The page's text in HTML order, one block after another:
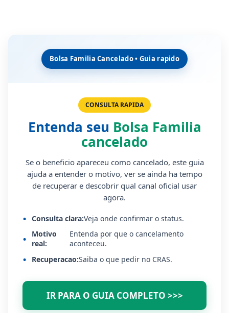
Bolsa Familia Cancelado • Guia rapido
CONSULTA RAPIDA
Entenda seu Bolsa Familia
cancelado
Se o beneficio apareceu como cancelado, este guia
ajuda a entender o motivo, ver se ainda ha tempo
de recuperar e descobrir qual canal oficial usar
agora.
Consulta clara:Veja onde confirmar o status.
Motivo
real:
Entenda por que o cancelamento
aconteceu.
Recuperacao:Saiba o que pedir no CRAS.
IR PARA O GUIA COMPLETO >>>